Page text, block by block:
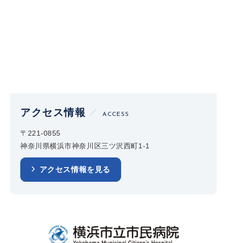
アクセス情報 ACCESS
〒221-0855
神奈川県横浜市神奈川区三ツ沢西町1-1
アクセス情報を見る